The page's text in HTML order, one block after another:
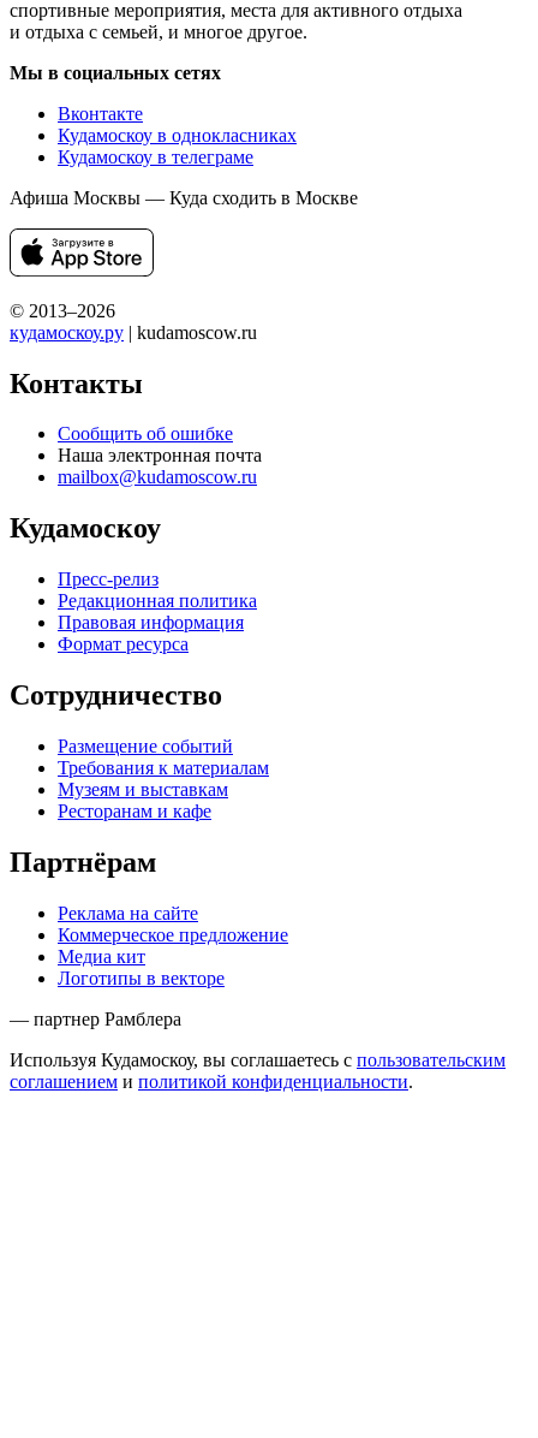
спортивные мероприятия, места для активного отдыха
и отдыха с семьей, и многое другое.
Мы в социальных сетях
Вконтакте
Кудамоскоу в однокласниках
Кудамоскоу в телеграме
Афиша Москвы — Куда сходить в Москве
© 2013–2026
кудамоскоу.ру | kudamoscow.ru
Контакты
Сообщить об ошибке
Наша электронная почта
mailbox@kudamoscow.ru
Кудамоскоу
Пресс-релиз
Редакционная политика
Правовая информация
Формат ресурса
Сотрудничество
Размещение событий
Требования к материалам
Музеям и выставкам
Ресторанам и кафе
Партнёрам
Реклама на сайте
Коммерческое предложение
Медиа кит
Логотипы в векторе
— партнер Рамблера
Используя Кудамоскоу, вы соглашаетесь с пользовательским
соглашением и политикой конфиденциальности.